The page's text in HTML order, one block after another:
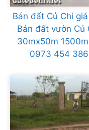
Bán đất Củ Chi
Bán đất vườn Củ
30mx50m
0973 454 386